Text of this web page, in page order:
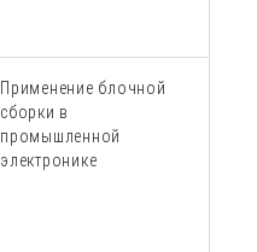
Применение блочной
сборки в
промышленной
электронике